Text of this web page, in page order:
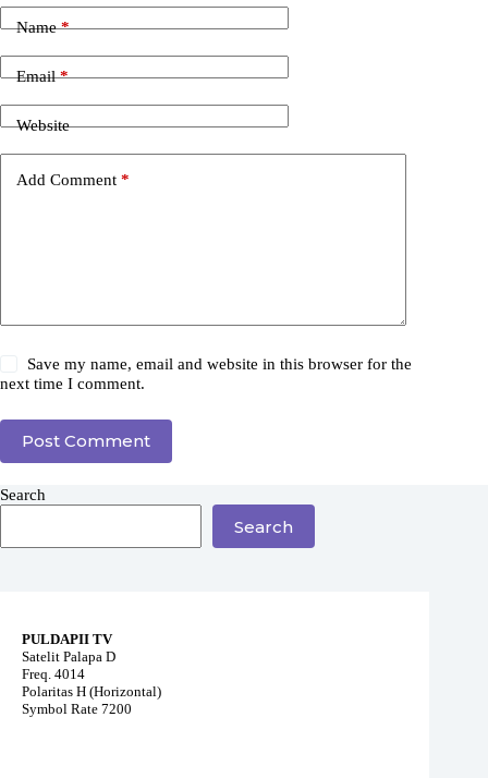
Name*
Email*
Website
Add Comment *
Save my name, email and website in this browser for the
next time I comment.
Post Comment
Search
Search
PULDAPII TV
Satelit Palapa D
Freq. 4014
Polaritas H (Horizontal)
Symbol Rate 7200